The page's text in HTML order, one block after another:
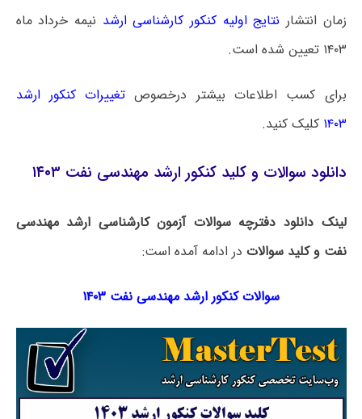
زمان انتشار نتایج اولیه کنکور کارشناسی ارشد نیمه خرداد ماه
۱۴۰۳ تعیین شده است.
برای کسب اطلاعات بیشتر درخصوص تغییرات کنکور ارشد
۱۴۰۳ کلیک کنید.
دانلود سوالات و کلید کنکور ارشد مهندسی نفت ۱۴۰۳
لینک دانلود دفترچه سوالات آزمون کارشناسی ارشد مهندسی
نفت و کلید سوالات در ادامه آمده است:
سوالات کنکور ارشد مهندسی نفت ۱۴۰۳